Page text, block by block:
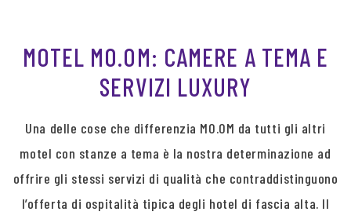
MOTEL MO.OM: CAMERE A TEMA E
SERVIZI LUXURY
Una delle cose che differenzia MO.OM da tutti gli altri
motel con stanze a tema è la nostra determinazione ad
offrire gli stessi servizi di qualità che contraddistinguono
l’offerta di ospitalità tipica degli hotel di fascia alta. Il